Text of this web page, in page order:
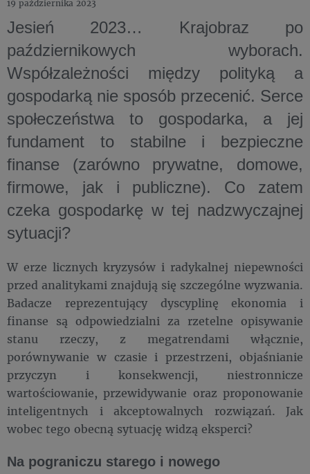
19 października 2023
Jesień 2023… Krajobraz po
październikowych wyborach.
Współzależności między polityką a
gospodarką nie sposób przecenić. Serce
społeczeństwa to gospodarka, a jej
fundament to stabilne i bezpieczne
finanse (zarówno prywatne, domowe,
firmowe, jak i publiczne). Co zatem
czeka gospodarkę w tej nadzwyczajnej
sytuacji?
W erze licznych kryzysów i radykalnej niepewności
przed analitykami znajdują się szczególne wyzwania.
Badacze reprezentujący dyscyplinę ekonomia i
finanse są odpowiedzialni za rzetelne opisywanie
stanu rzeczy, z megatrendami włącznie,
porównywanie w czasie i przestrzeni, objaśnianie
przyczyn i konsekwencji, niestronnicze
wartościowanie, przewidywanie oraz proponowanie
inteligentnych i akceptowalnych rozwiązań. Jak
wobec tego obecną sytuację widzą eksperci?
Na pograniczu starego i nowego